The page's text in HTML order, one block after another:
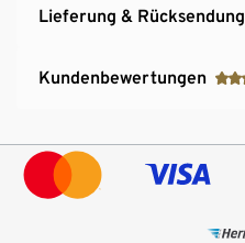
Lieferung & Rücksendung
Kundenbewertungen